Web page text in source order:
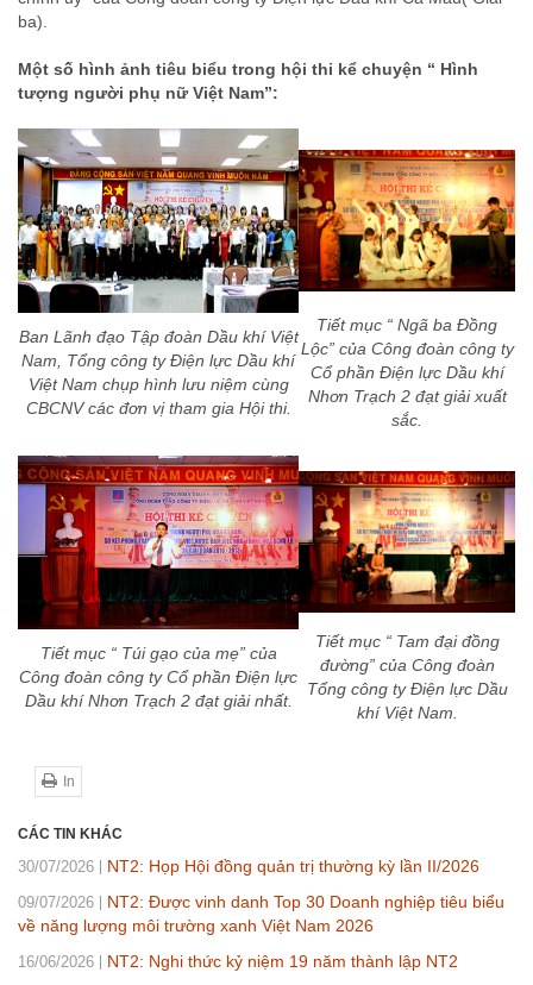
ba).
Một số hình ảnh tiêu biểu trong hội thi kể chuyện “ Hình
tượng người phụ nữ Việt Nam”:
Ban Lãnh đạo Tập đoàn Dầu khí Việt
Nam, Tổng công ty Điện lực Dầu khí
Việt Nam chụp hình lưu niệm cùng
CBCNV các đơn vị tham gia Hội thi.
Tiết mục “ Ngã ba Đồng
Lộc” của Công đoàn công ty
Cổ phần Điện lực Dầu khí
Nhơn Trạch 2 đạt giải xuất
sắc.
Tiết mục “ Túi gạo của mẹ” của
Công đoàn công ty Cổ phần Điện lực
Dầu khí Nhơn Trạch 2 đạt giải nhất.
Tiết mục “ Tam đại đồng
đường” của Công đoàn
Tổng công ty Điện lực Dầu
khí Việt Nam.
In
CÁC TIN KHÁC
30/07/2026 NT2: Họp Hội đồng quản trị thường kỳ lần II/2026
09/07/2026
NT2: Được vinh danh Top 30 Doanh nghiệp tiêu biểu
về năng lượng môi trường xanh Việt Nam 2026
16/06/2026 NT2: Nghi thức kỷ niệm 19 năm thành lập NT2